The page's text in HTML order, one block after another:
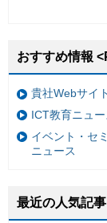
おすすめ情報
貴社Webサイ
ICT教育ニュ
イベント・セ
ニュース
最近の人気記事